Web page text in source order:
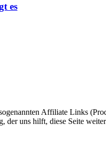
es
Affiliate Links
uns hilft, diese Seite